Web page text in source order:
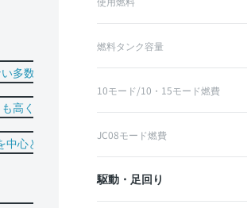
燃料タンク容量
10モード/10・15モード燃費
JC08モード燃費
駆動・足回り